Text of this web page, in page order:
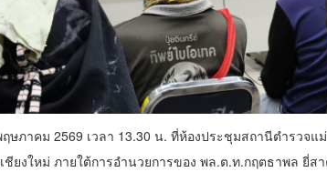
ฤษภาคม 2569 เวลา 13.30 น. ที่ห้องประชุมสถานีตำรวจแ
ชียงใหม่ ภายใต้การอำนวยการของ พล.ต.ท.กฤตธาพล ยี่